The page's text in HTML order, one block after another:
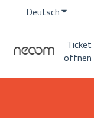
Deutsch
Ticket
öffnen